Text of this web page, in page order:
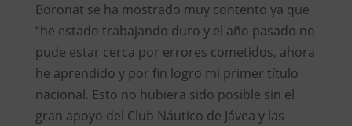
Boronat se ha mostrado muy contento ya que
“he estado trabajando duro y el año pasado no
pude estar cerca por errores cometidos, ahora
he aprendido y por fin logro mi primer título
nacional. Esto no hubiera sido posible sin el
gran apoyo del Club Náutico de Jávea y las